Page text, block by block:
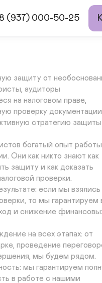
8 (937) 000-50-25
с предоставлением
снижения
защиту от
аудиторы
на налоговом праве,
проверку
стратегию защиты
богатый опыт
Они как никто знают как
защиту и как доказать
проверки.
если мы взялись
то мы гарантируем
и снижение
на всех этапах: от
проведение
мы будем рядом.
мы гарантируем
в работе с нашими